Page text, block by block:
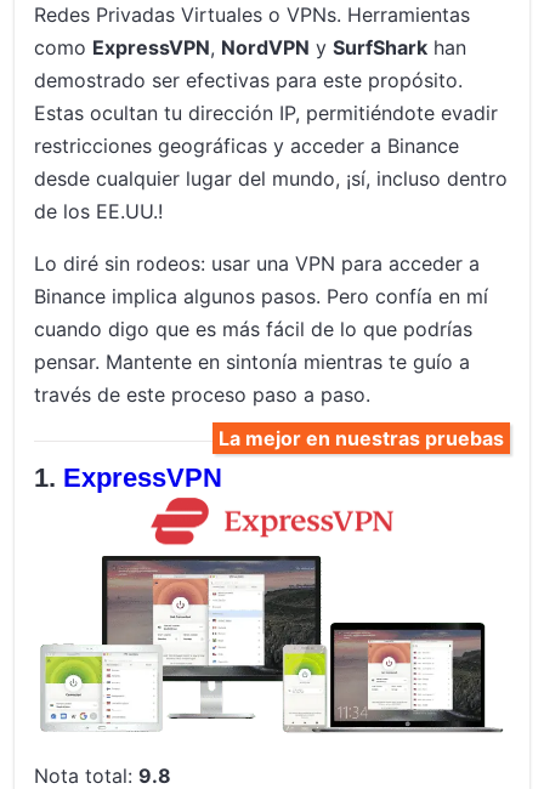
Redes Privadas Virtuales o VPNs. Herramientas
como ExpressVPN, NordVPN ySurfShark han
demostrado ser efectivas para este propósito.
Estas ocultan tu dirección IP, permitiéndote evadir
restricciones geográficas y acceder a Binance
desde cualquier lugar del mundo, ¡sí, incluso dentro
de los EE.UU.!
Lo diré sin rodeos: usar una VPN para acceder a
Binance implica algunos pasos. Pero confía en mí
cuando digo que es más fácil de lo que podrías
pensar. Mantente en sintonía mientras te guío a
través de este proceso paso a paso.
La mejor en nuestras pruebas
ExpressVPN
Nota total:9.8